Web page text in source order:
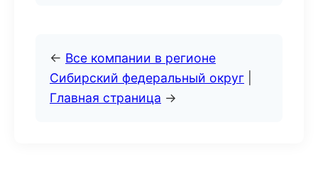
← Все компании в регионе
Сибирский федеральный округ
Главная страница →